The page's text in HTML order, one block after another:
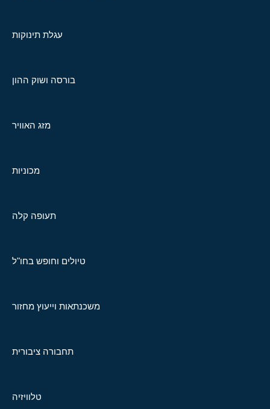
עגלת תינוקות
בורסה ושוק ההון
מזג האוויר
מכוניות
תעופה קלה
טיולים וחופש בחו"ל
משכנתאות וייעוץ מחזור
תחבורה ציבורית
טלוויזיה